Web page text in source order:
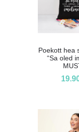
Poekott hea
“Sa oled